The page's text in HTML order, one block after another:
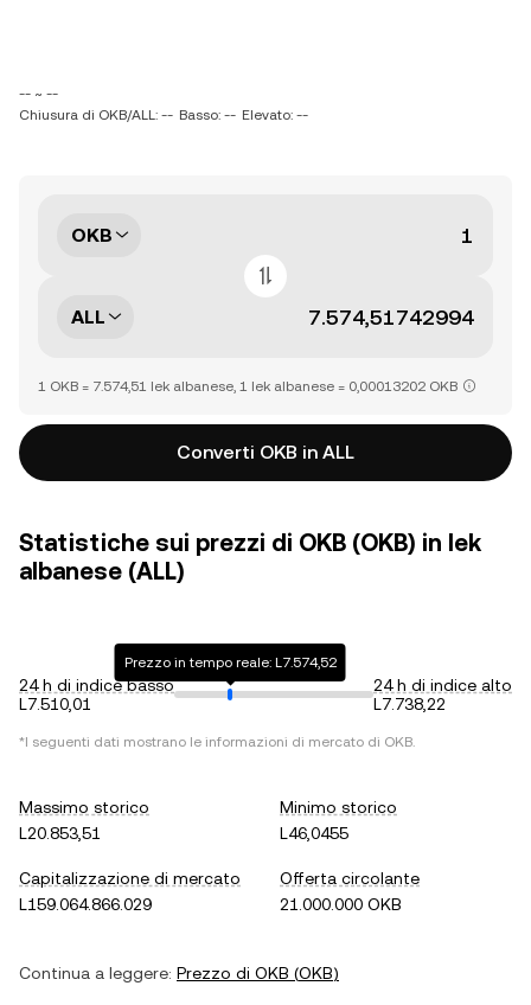
-- ~ --
Chiusura di OKB/ALL: -- Basso: -- Elevato: --
OKB
ALL
1 OKB = 7.574,51 lek albanese, 1 lek albanese = 0,00013202 OKB
Converti OKB in ALL
Statistiche sui prezzi di OKB (OKB) in lek
albanese (ALL)
24 h di indice basso
L7.510,01
Prezzo in tempo reale: L7.574,52
24 h di indice alto
L7.738,22
*I seguenti dati mostrano le informazioni di mercato di OKB.
Massimo storico
L20.853,51
Minimo storico
L46,0455
Capitalizzazione di mercato
L159.064.866.029
Offerta circolante
21.000.000 OKB
Continua a leggere: Prezzo di OKB (OKB)